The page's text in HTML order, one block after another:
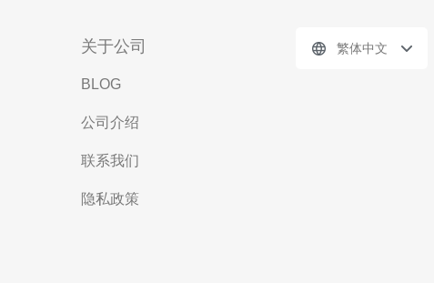
关于公司
BLOG
公司介绍
联系我们
隐私政策
繁体中文